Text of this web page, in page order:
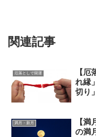
関連記事
厄落としで開運
【
れ縁
切り
満月・新月
【
の満